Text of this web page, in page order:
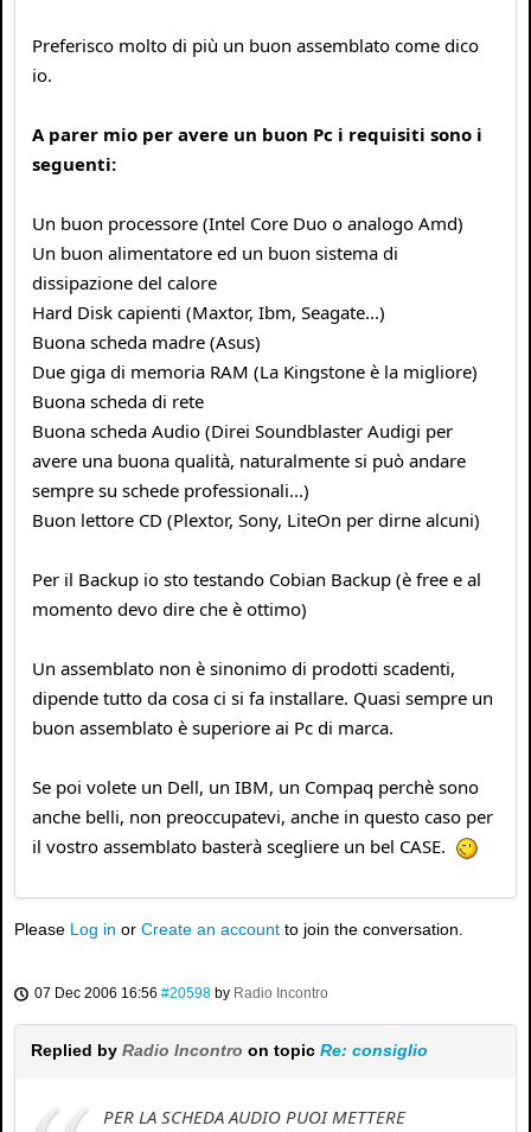
Preferisco molto di più un buon assemblato come dico
io.
A parer mio per avere un buon Pc i requisiti sono i
seguenti:
Un buon processore (Intel Core Duo o analogo Amd)
Un buon alimentatore ed un buon sistema di
dissipazione del calore
Hard Disk capienti (Maxtor, Ibm, Seagate...)
Buona scheda madre (Asus)
Due giga di memoria RAM (La Kingstone è la migliore)
Buona scheda di rete
Buona scheda Audio (Direi Soundblaster Audigi per
avere una buona qualità, naturalmente si può andare
sempre su schede professionali...)
Buon lettore CD (Plextor, Sony, LiteOn per dirne alcuni)
Per il Backup io sto testando Cobian Backup (è free e al
momento devo dire che è ottimo)
Un assemblato non è sinonimo di prodotti scadenti,
dipende tutto da cosa ci si fa installare. Quasi sempre un
buon assemblato è superiore ai Pc di marca.
Se poi volete un Dell, un IBM, un Compaq perchè sono
anche belli, non preoccupatevi, anche in questo caso per
il vostro assemblato basterà scegliere un bel CASE.
Please Log in or Create an account to join the conversation.
07 Dec 2006 16:56 #20598 by Radio Incontro
Replied by Radio Incontro on topic Re: consiglio
PER LA SCHEDA AUDIO PUOI METTERE